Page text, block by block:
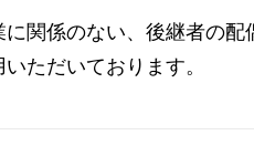
関係のない、後継者の配
ただいております。